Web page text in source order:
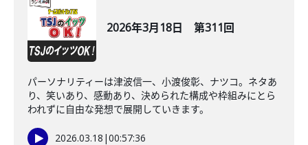
2026年3月18日 第311回
パーソナリティーは津波信一、小渡俊彰、ナツコ。ネタあ
り、笑いあり、感動あり、決められた構成や枠組みにとら
われずに自由な発想で展開していきます。
2026.03.18 |00:57:36